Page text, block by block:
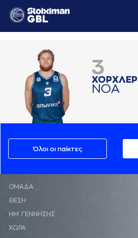
3
ΧΟΡΧΛΕΡ
ΝΟA
Όλοι οι παίκτες
ΟΜΑΔΑ
ΘΕΣΗ
ΗΜ. ΓΕΝΝΗΣΗΣ
ΧΩΡΑ